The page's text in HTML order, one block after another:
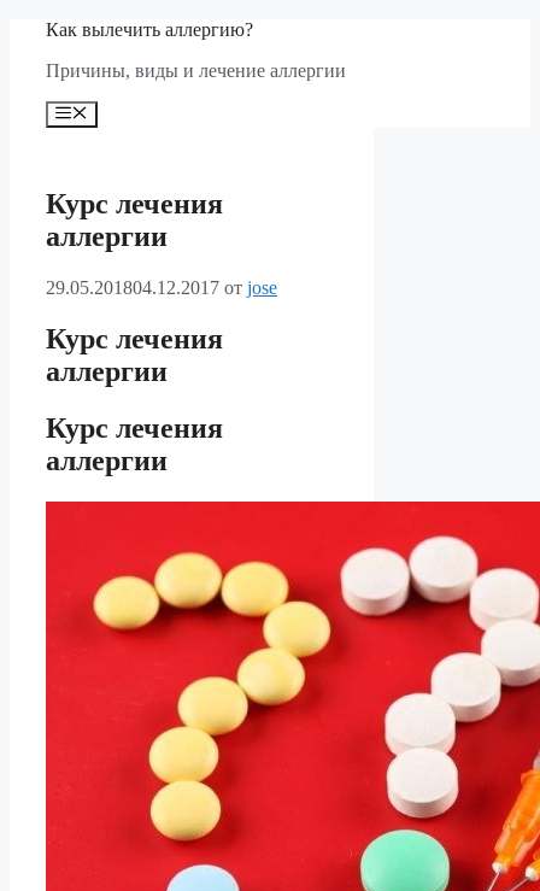
Перейти
содержимому
Как вылечить аллергию?
Причины, виды и лечение аллергии
Меню
Курс лечения
аллергии
29.05.201804.12.2017 от jose
Курс лечения
аллергии
Курс лечения
аллергии